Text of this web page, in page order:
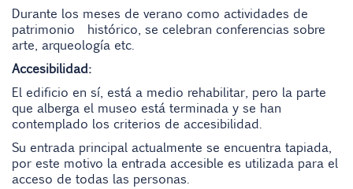
Durante los meses de verano como actividades de
patrimonio histórico, se celebran conferencias sobre
arte, arqueología etc.
Accesibilidad:
El edificio en sí, está a medio rehabilitar, pero la parte
que alberga el museo está terminada y se han
contemplado los criterios de accesibilidad.
Su entrada principal actualmente se encuentra tapiada,
por este motivo la entrada accesible es utilizada para el
acceso de todas las personas.